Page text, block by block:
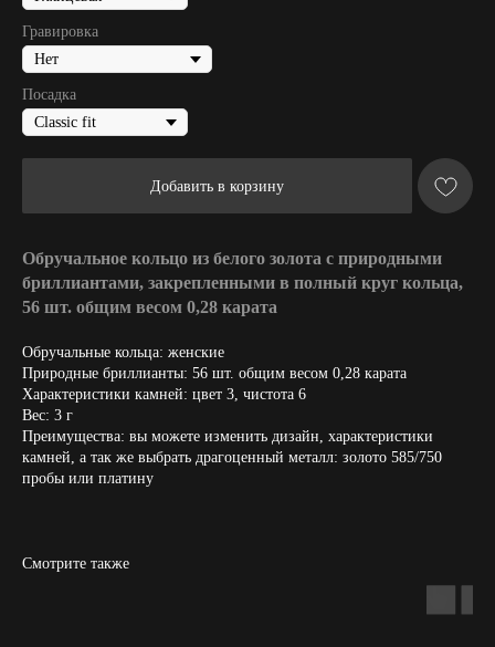
Гравировка
Посадка
Добавить в корзину
Обручальное кольцо из белого золота с природными
бриллиантами, закрепленными в полный круг кольца,
56 шт. общим весом 0,28 карата
Обручальные кольца: женские
Природные бриллианты: 56 шт. общим весом 0,28 карата
Характеристики камней: цвет 3, чистота 6
Вес: 3 г
Преимущества: вы можете изменить дизайн, характеристики
камней, а так же выбрать драгоценный металл: золото 585/750
пробы или платину
Смотрите также